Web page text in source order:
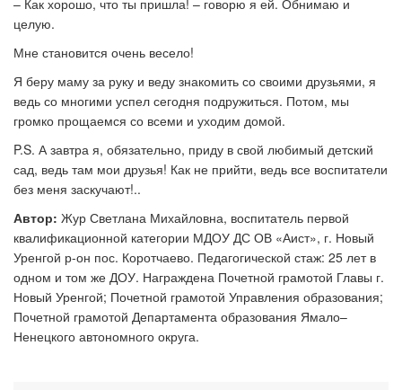
– Как хорошо, что ты пришла! – говорю я ей. Обнимаю и
целую.
Мне становится очень весело!
Я беру маму за руку и веду знакомить со своими друзьями, я
ведь со многими успел сегодня подружиться. Потом, мы
громко прощаемся со всеми и уходим домой.
P.S. А завтра я, обязательно, приду в свой любимый детский
сад, ведь там мои друзья! Как не прийти, ведь все воспитатели
без меня заскучают!..
Автор: Жур Светлана Михайловна, воспитатель первой
квалификационной категории МДОУ ДС ОВ «Аист», г. Новый
Уренгой р-он пос. Коротчаево. Педагогической стаж: 25 лет в
одном и том же ДОУ. Награждена Почетной грамотой Главы г.
Новый Уренгой; Почетной грамотой Управления образования;
Почетной грамотой Департамента образования Ямало–
Ненецкого автономного округа.